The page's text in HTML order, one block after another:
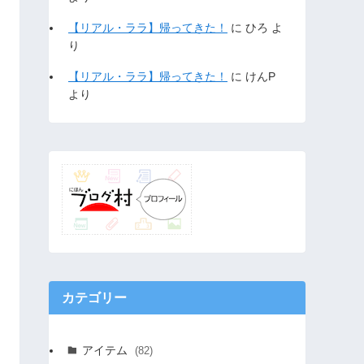
【リアル・ララ】帰ってきた！ に ひろ よ
り
【リアル・ララ】帰ってきた！ に けんP
より
カテゴリー
アイテム (82)